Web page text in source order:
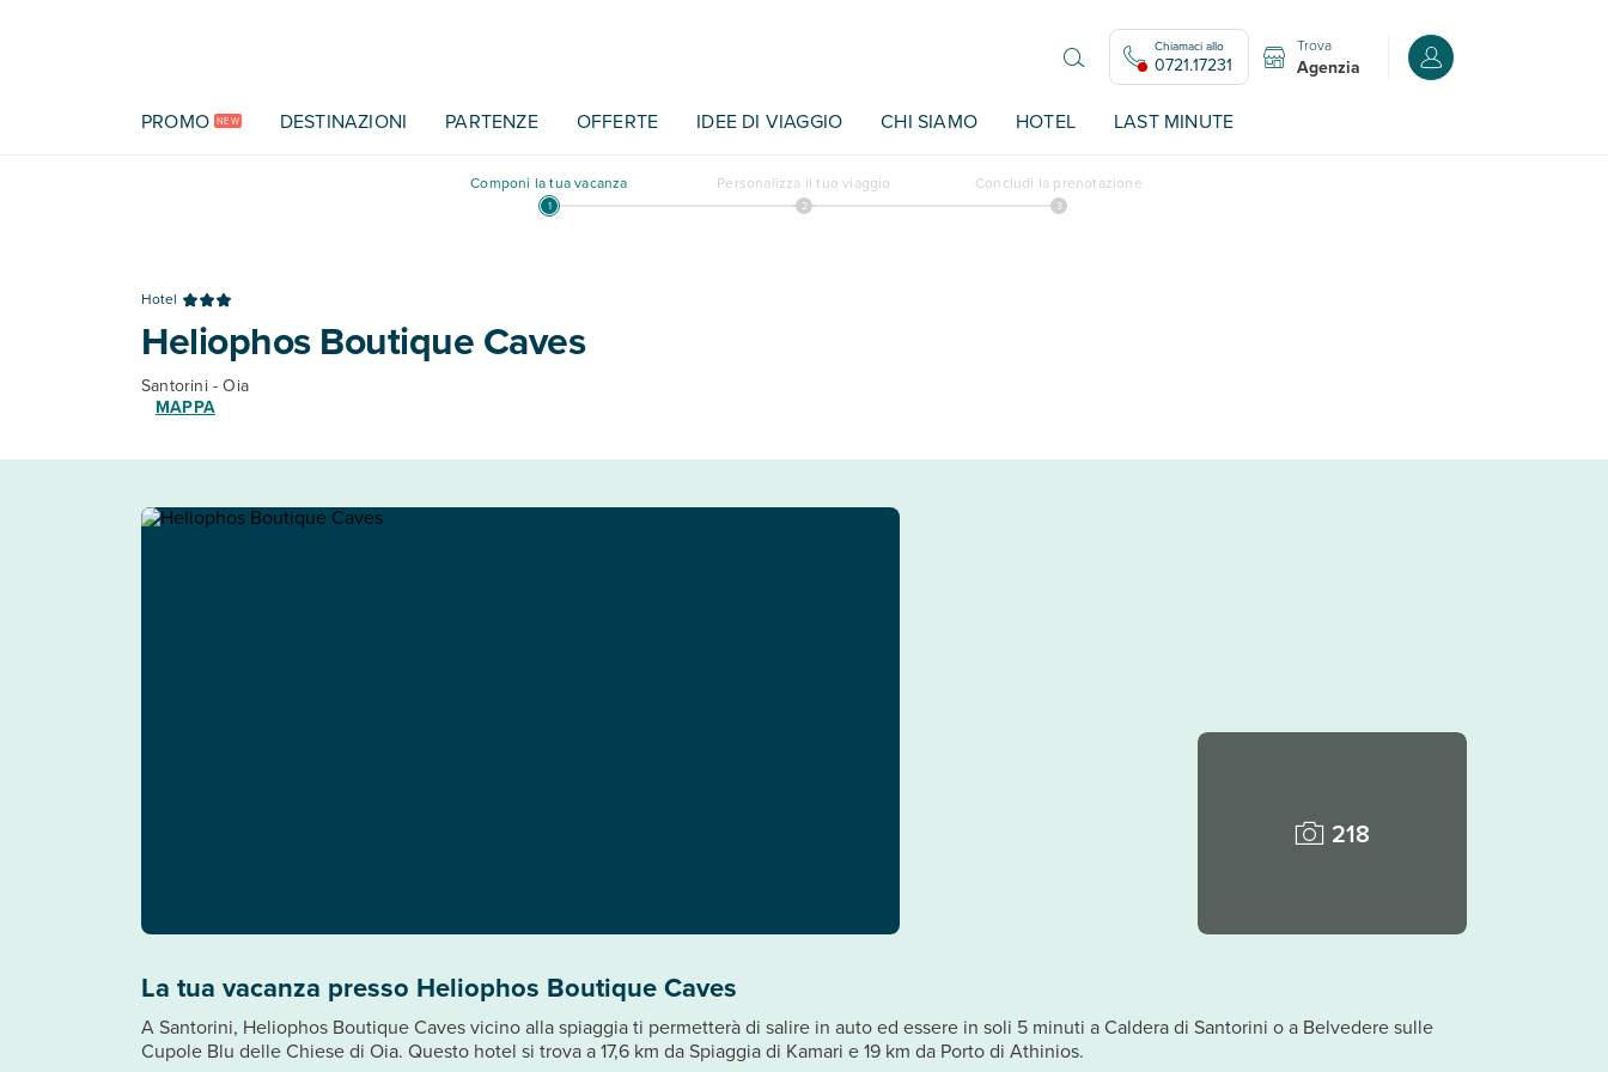
Chiamaci allo
0721.17231
Trova
Agenzia Accedi o registrati
PROMO NEW DESTINAZIONI PARTENZE OFFERTE IDEE DI VIAGGIO CHI SIAMO HOTEL LAST MINUTE
Componi la tua vacanza Personalizza il tuo viaggio Concludi la prenotazione
Hotel
Heliophos Boutique Caves
Santorini - Oia
MAPPA
218
La tua vacanza presso Heliophos Boutique Caves
A Santorini, Heliophos Boutique Caves vicino alla spiaggia ti permetterà di salire in auto ed essere in soli 5 minuti a Caldera di Santorini o a Belvedere sulle
Cupole Blu delle Chiese di Oia. Questo hotel si trova a 17,6 km da Spiaggia di Kamari e 19 km da Porto di Athinios.